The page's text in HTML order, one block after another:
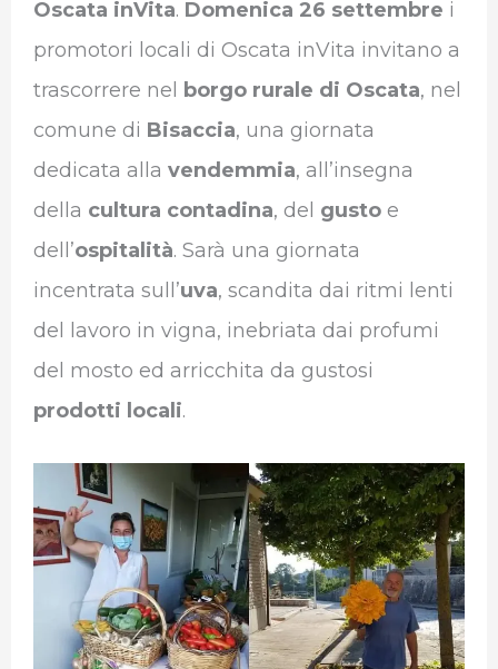
Oscata inVita. Domenica 26 settembre i
promotori locali di Oscata inVita invitano a
trascorrere nel
borgo rurale di Oscata, nel
comune di Bisaccia, una giornata
dedicata alla vendemmia, all’insegna
della cultura contadina, del gusto e
dell’ospitalità. Sarà una giornata
incentrata sull’uva, scandita dai ritmi lenti
del lavoro in vigna, inebriata dai profumi
del mosto ed arricchita da gustosi
prodotti locali.